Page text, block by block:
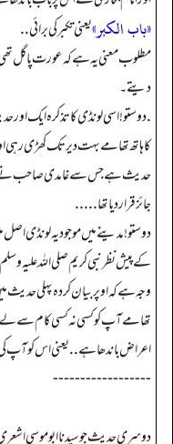
«باب الكبر»یعنی تکبر کی برائی ..
مطلوب معنی یہ ہے کہ عورت پاگل تھی
دیتے۔
.دوستو! اسی لونڈی کا تذکرہ ایک اور
کا ہاتھ تھامے بہت دیر تک کھڑی
حدیث ہے جس سے غامدی صاحب نے
جائز قرار دیا تھا .....
دوستو! مدینے میں موجود یہ لونڈی
کے پیش نظر نبی کریم صلی اللہ
وجہ ہے کہ اوپر بیان کردہ پہلی حدیث
تھامے آپ کو کسی نہ کسی کام سے لے
اعراض باندھا ہے .. یعنی اس کو آپ
------------------
دوسری حدیث جو سیدنا ابو موسی